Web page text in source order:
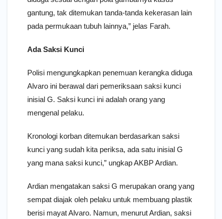
gantung, tak ditemukan tanda-tanda kekerasan lain
pada permukaan tubuh lainnya,” jelas Farah.
Ada Saksi Kunci
Polisi mengungkapkan penemuan kerangka diduga
Alvaro ini berawal dari pemeriksaan saksi kunci
inisial G. Saksi kunci ini adalah orang yang
mengenal pelaku.
Kronologi korban ditemukan berdasarkan saksi
kunci yang sudah kita periksa, ada satu inisial G
yang mana saksi kunci,” ungkap AKBP Ardian.
Ardian mengatakan saksi G merupakan orang yang
sempat diajak oleh pelaku untuk membuang plastik
berisi mayat Alvaro. Namun, menurut Ardian, saksi